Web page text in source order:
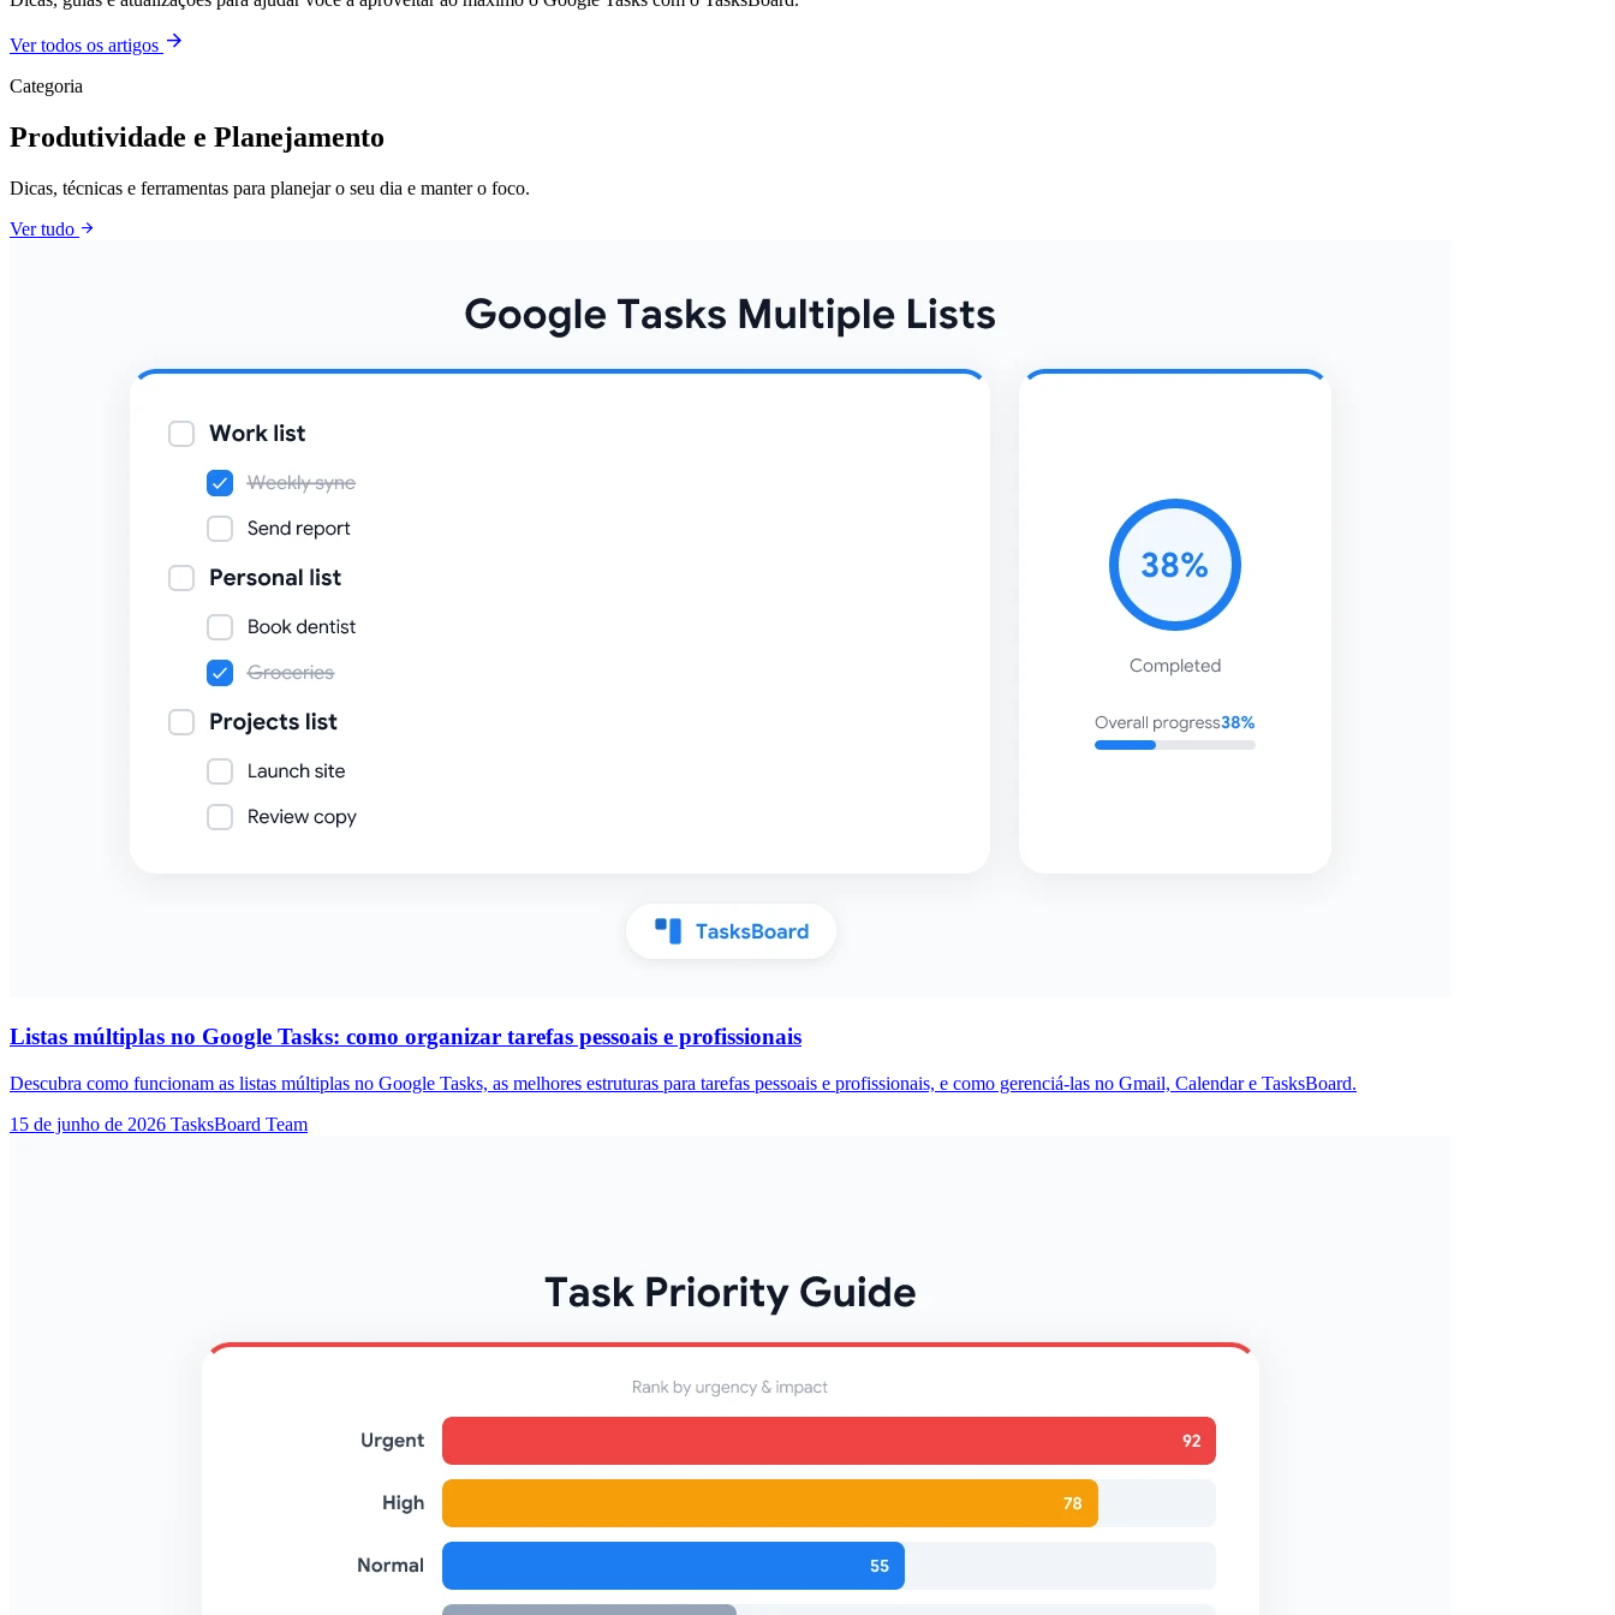
Ver todos os artigos arrow_forward
Categoria
Produtividade e Planejamento
Dicas, técnicas e ferramentas para planejar o seu dia e manter o foco.
Ver tudo arrow_forward
Listas múltiplas no Google Tasks: como organizar tarefas pessoais e profissionais
Descubra como funcionam as listas múltiplas no Google Tasks, as melhores estruturas para tarefas pessoais e profissionais, e como gerenciá-las no Gmail, Calendar e TasksBoard.
15 de junho de 2026 TasksBoard Team